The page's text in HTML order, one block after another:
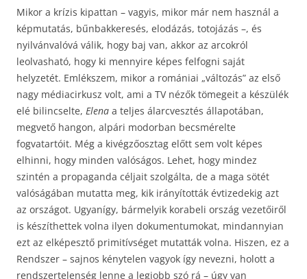
Mikor a krízis kipattan – vagyis, mikor már nem használ a
képmutatás, bűnbakkeresés, elodázás, totojázás –, és
nyilvánvalóvá válik, hogy baj van, akkor az arcokról
leolvasható, hogy ki mennyire képes felfogni saját
helyzetét. Emlékszem, mikor a romániai „változás” az első
nagy médiacirkusz volt, ami a TV nézők tömegeit a készülék
elé bilincselte, Elena a teljes álarcvesztés állapotában,
megvető hangon, alpári modorban becsmérelte
fogvatartóit. Még a kivégzőosztag előtt sem volt képes
elhinni, hogy minden valóságos. Lehet, hogy mindez
szintén a propaganda céljait szolgálta, de a maga sötét
valóságában mutatta meg, kik irányították évtizedekig azt
az országot. Ugyanígy, bármelyik korabeli ország vezetőiről
is készíthettek volna ilyen dokumentumokat, mindannyian
ezt az elképesztő primitívséget mutatták volna. Hiszen, ez a
Rendszer – sajnos kénytelen vagyok így nevezni, holott a
rendszertelenség lenne a legjobb szó rá – úgy van